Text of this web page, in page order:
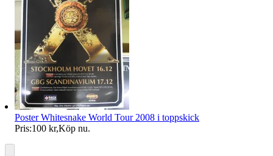
Poster Whitesnake World Tour 2008 i toppskick
Pris:100 kr,Köp nu.